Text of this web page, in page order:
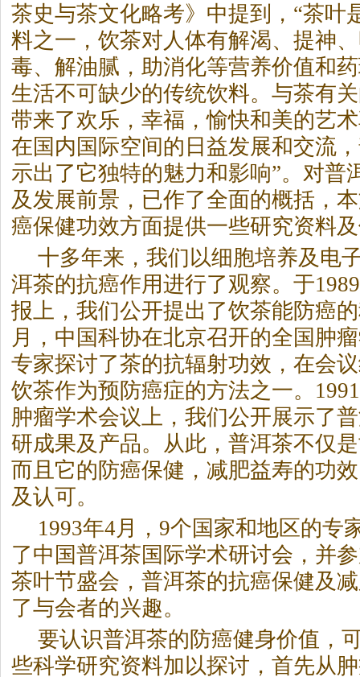
茶史与茶文化略考》中提到，“茶叶
料之一，饮茶对人体有解渴、提神
毒、解油腻，助消化等营养价值和
生活不可缺少的传统饮料。与茶有
带来了欢乐，幸福，愉快和美的艺
在国内国际空间的日益发展和交流
示出了它独特的魅力和影响”。对普
及发展前景，已作了全面的概括，
癌保健功效方面提供一些研究资料
十多年来，我们以细胞培养及电
洱茶的抗癌作用进行了观察。于
报上，我们公开提出了饮茶能防癌
月，中国科协在北京召开的全国肿
专家探讨了茶的抗辐射功效，在会
饮茶作为预防癌症的方法之一。
肿瘤学术会议上，我们公开展示了
研成果及产品。从此，普洱茶不仅
而且它的防癌保健，减肥益寿的功
及认可。
1993年4月，9个国家和地区的专
了中国普洱茶国际学术研讨会，并
茶叶节盛会，普洱茶的抗癌保健及
了与会者的兴趣。
要认识普洱茶的防癌健身价值，
些科学研究资料加以探讨，首先从